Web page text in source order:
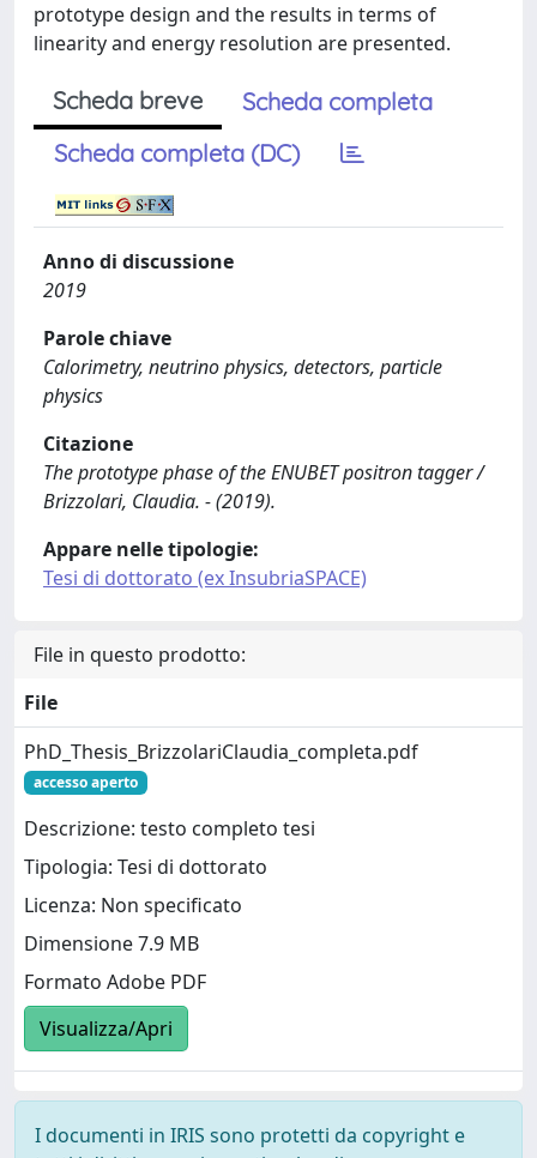
prototype design and the results in terms of
linearity and energy resolution are presented.
Scheda breve
Scheda completa
Scheda completa (DC)
Anno di discussione
2019
Parole chiave
Calorimetry, neutrino physics, detectors, particle
physics
Citazione
The prototype phase of the ENUBET positron tagger /
Brizzolari, Claudia. - (2019).
Appare nelle tipologie:
Tesi di dottorato (ex InsubriaSPACE)
File in questo prodotto:
File
PhD_Thesis_BrizzolariClaudia_completa.pdf
accesso aperto
Descrizione: testo completo tesi
Tipologia: Tesi di dottorato
Licenza: Non specificato
Dimensione 7.9 MB
Formato Adobe PDF
Visualizza/Apri
I documenti in IRIS sono protetti da copyright e